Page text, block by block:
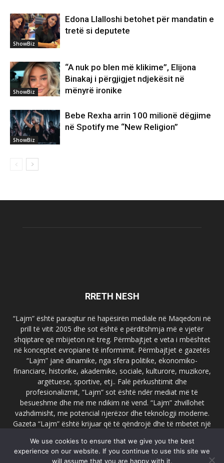
ShowBiz
Edona Llalloshi betohet për mandatin e
tretë si deputete
ShowBiz
“A nuk po blen më klikime”, Elijona
Binakaj i përgjigjet ndjekësit në
mënyrë ironike
ShowBiz
Bebe Rexha arrin 100 milionë dëgjime
në Spotify me “New Religion”
RRETH NESH
“Lajm” është paraqitur në hapësirën mediale në Maqedoni në
prill të vitit 2005 dhe sot është e përditshmja më e vjetër
shqiptare që mbijeton në treg. Përmbajtjet e veta i mbështet
në konceptet evropiane të informimit. Përmbajtjet e gazetës
“Lajm” janë dinamike, nga sfera politike, ekonomiko-
financiare, historike, akademike, sociale, kulturore, muzikore,
argëtuese, sportive, etj.. Falë përkushtimit dhe
profesionalizmit, “Lajm” sot është ndër mediat më të
besueshme dhe më me ndikim në vend. “Lajm” zhvillohet
vazhdimisht, me potencial njerëzor dhe teknologji moderne.
Gazeta “Lajm” është krijuar që të qëndrojë dhe të mbetet një
faqja zyrtare e gazetës “Lajm”, www.lajmpress.org është një
ndër portalet më të njohur në Maqedoni.
We use cookies to ensure that we give you the best
experience on our website. If you continue to use this site we
will assume that you are happy with it.